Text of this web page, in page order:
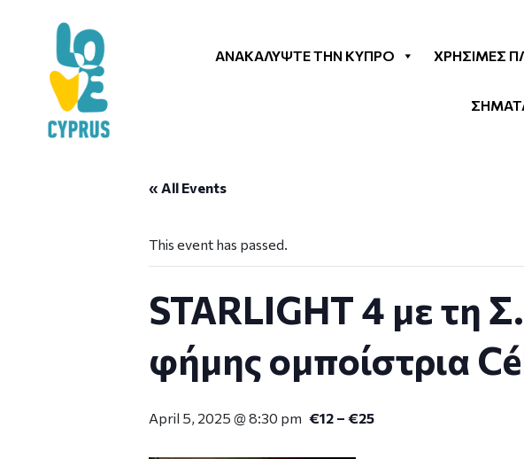
ΑΝΑΚΑΛΎΨΤΕ ΤΗΝ ΚΎΠΡΟ ΧΡΉΣΙΜΕΣ
« All Events
This event has passed.
STARLIGHT 4 με τη
φήμης ομποίστρια
April 5, 2025 @ 8:30 pm €12 – €25